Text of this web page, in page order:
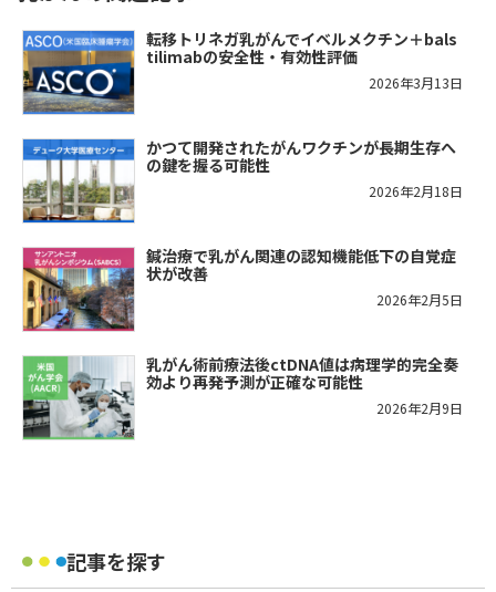
転移トリネガ乳がんでイベルメクチン＋bals
tilimabの安全性・有効性評価
2026年3月13日
かつて開発されたがんワクチンが長期生存へ
の鍵を握る可能性
2026年2月18日
鍼治療で乳がん関連の認知機能低下の自覚症
状が改善
2026年2月5日
乳がん術前療法後ctDNA値は病理学的完全奏
効より再発予測が正確な可能性
2026年2月9日
記事を探す